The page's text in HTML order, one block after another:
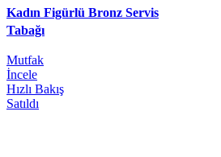
Kadın Figürlü Bronz Servis
Tabağı
Mutfak
İncele
Hızlı Bakış
Satıldı